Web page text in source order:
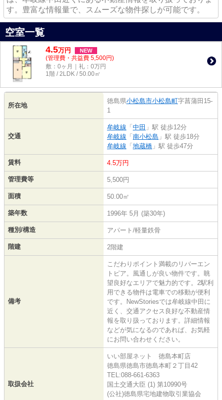
す。豊富な情報量で、スムーズな物件探しが可能です。
空室一覧
4.5万円 NEW
(管理費・共益費 5,500円)
敷：0ヶ月｜礼：0万円
1階 / 2LDK / 50.00㎡
所在地
徳島県小松島市小松島町字菖蒲田15-
1
交通
牟岐線 「 中田 」駅 徒歩12分
牟岐線 「 南小松島 」駅 徒歩18分
牟岐線 「 地蔵橋 」駅 徒歩47分
賃料 4.5万円
管理費等 5,500円
面積 50.00㎡
築年数 1996年 5月 (築30年)
種別/構造 アパート/軽量鉄骨
階建 2階建
備考
こだわりポイント満載のリバーエン
トピア。風通しが良い物件です。眺
望良好なエリアで魅力的です。2駅利
用できる物件は電車での移動が便利
です。NewStoriesでは牟岐線中田に
近く、交通アクセス良好な不動産情
報を取り扱っております。詳細情報
などが気になるのであれば、お気軽
にお問い合わせください。
取扱会社
いい部屋ネット 徳島本町店
徳島県徳島市徳島本町２丁目42
TEL:088-661-6363
国土交通大臣 (1) 第10990号
(公社)徳島県宅地建物取引業協会